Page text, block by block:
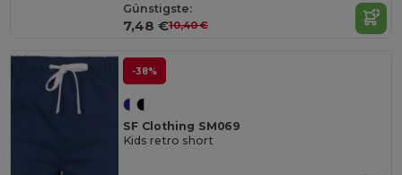
Günstigste:
7,48 €10,40 €
-38%
SF Clothing SM069
Kids retro short